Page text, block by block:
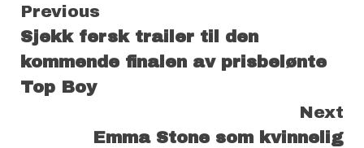
Continue
Reading
Previous
Sjekk fersk trailer til den
kommende finalen av prisbelønte
Top Boy
Next
Emma Stone som kvinnelig